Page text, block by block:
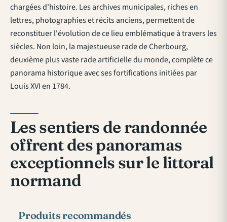
chargées d'histoire. Les archives municipales, riches en
lettres, photographies et récits anciens, permettent de
reconstituer l'évolution de ce lieu emblématique à travers les
siècles. Non loin, la majestueuse rade de Cherbourg,
deuxième plus vaste rade artificielle du monde, complète ce
panorama historique avec ses fortifications initiées par
Louis XVI en 1784.
Les sentiers de randonnée
offrent des panoramas
exceptionnels sur le littoral
normand
Produits recommandés